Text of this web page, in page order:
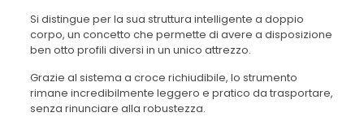
Si distingue per la sua struttura intelligente a doppio
corpo, un concetto che permette di avere a disposizione
ben otto profili diversi in un unico attrezzo.
Grazie al sistema a croce richiudibile, lo strumento
rimane incredibilmente leggero e pratico da trasportare,
senza rinunciare alla robustezza.